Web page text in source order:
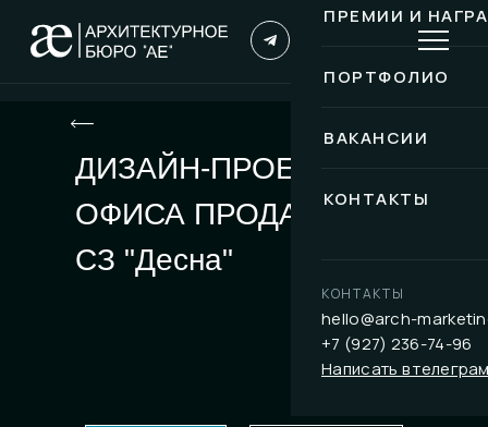
ПРЕМИИ И
ПОРТФОЛИО
ВАКАНСИИ
КОНТАКТЫ
КОНТАКТЫ
hello@arch-
+7 (927) 236-74-96
Написать в
ДИЗАЙН-ПРОЕКТ
ОФИСА ПРОДАЖ
СЗ "Десна"